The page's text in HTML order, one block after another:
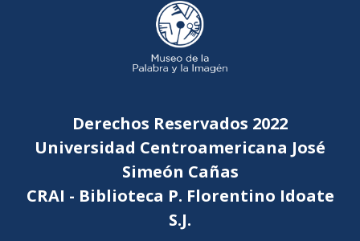
Derechos Reservados 2022
Universidad Centroamericana José
Simeón Cañas
CRAI - Biblioteca P. Florentino Idoate
S.J.